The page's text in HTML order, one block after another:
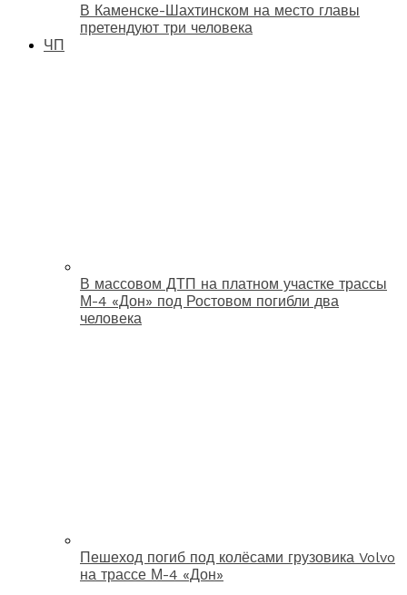
В Каменске-Шахтинском на место главы
претендуют три человека
ЧП
В массовом ДТП на платном участке трассы
М-4 «Дон» под Ростовом погибли два
человека
Пешеход погиб под колёсами грузовика Volvo
на трассе М-4 «Дон»